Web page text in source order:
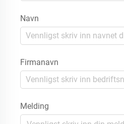
Navn
Firmanavn
Melding